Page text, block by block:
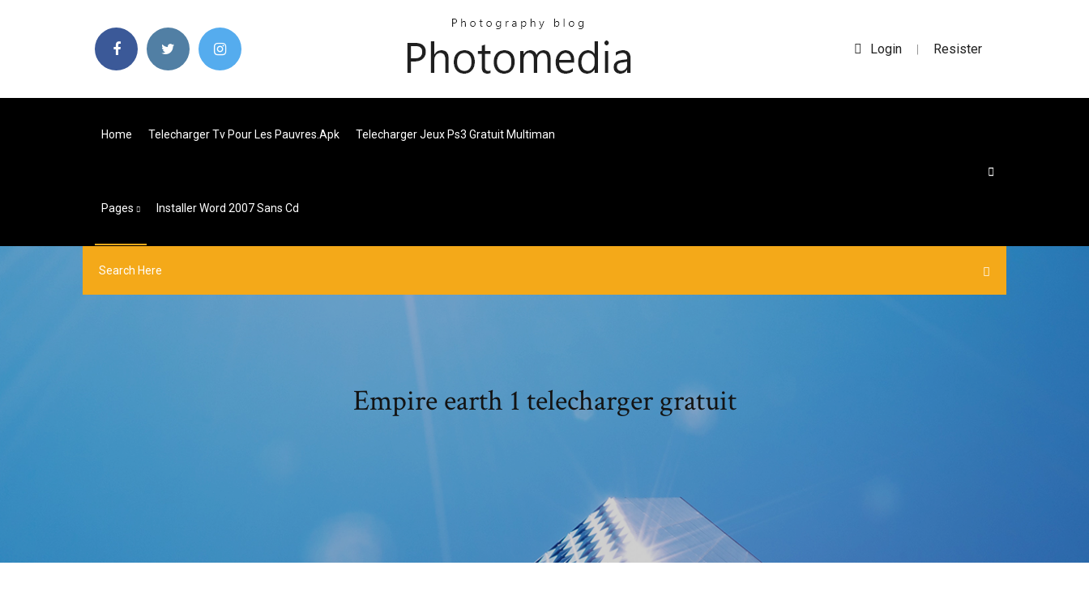
Login | Resister
Home Telecharger Tv Pour Les Pauvres.apk Telecharger Jeux Ps3 Gratuit Multiman
Pages Installer Word 2007 Sans Cd
Empire earth 1 telecharger gratuit